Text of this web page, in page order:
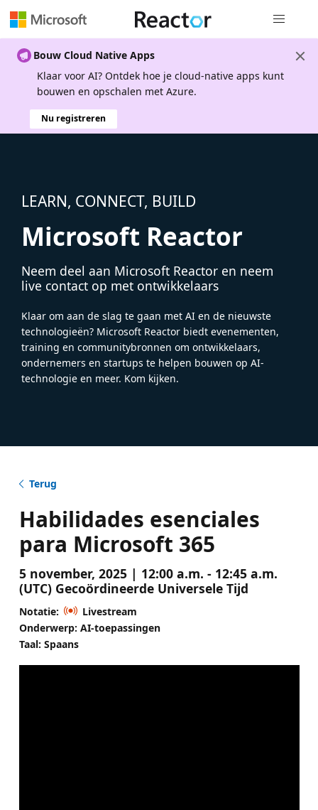
Bouw Cloud Native Apps
Klaar voor AI? Ontdek hoe je cloud-native apps kunt
bouwen en opschalen met Azure.
Nu registreren
LEARN, CONNECT, BUILD
Microsoft Reactor
Neem deel aan Microsoft Reactor en neem
live contact op met ontwikkelaars
Klaar om aan de slag te gaan met AI en de nieuwste
technologieën? Microsoft Reactor biedt evenementen,
training en communitybronnen om ontwikkelaars,
ondernemers en startups te helpen bouwen op AI-
technologie en meer. Kom kijken.
Terug
Habilidades esenciales
para Microsoft 365
5 november, 2025 | 12:00 a.m. - 12:45 a.m.
(UTC) Gecoördineerde Universele Tijd
Notatie:
Livestream
Onderwerp: AI-toepassingen
Taal: Spaans